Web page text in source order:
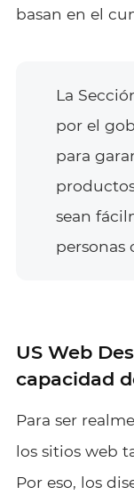
basan en el
La
por el
para
sean
personas
US Web
capacidad
Para ser
los sitios web
Por eso, los